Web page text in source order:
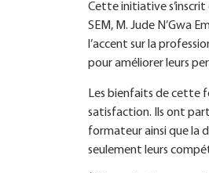
Cette initiative
SEM, M. Jude N’Gwa
l’accent sur la
pour améliorer leurs
Les bienfaits de cette
satisfaction. Ils ont
formateur ainsi que la
seulement leurs